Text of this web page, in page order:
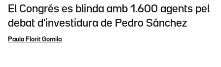
El Congrés es blinda amb 1.600 agents pel
debat d'investidura de Pedro Sánchez
Paula Florit Gomila